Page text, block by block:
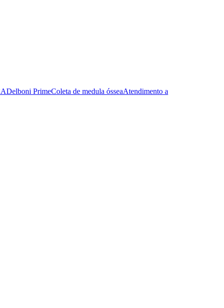
Delboni PrimeColeta de medula ósseaAtendimento a